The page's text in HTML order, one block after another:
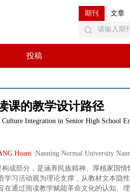
期刊 文章
投稿
课的教学设计路径
Integration in Senior High School
Huani :Nanning Normal University
成部分，是涵养民族精神、厚植家国
学习活动观为理论支撑，从教材文本隐
通过阅读教学赋能革命文化的认知、